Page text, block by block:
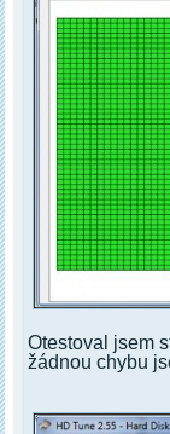
Otestoval jsem
žádnou chybu